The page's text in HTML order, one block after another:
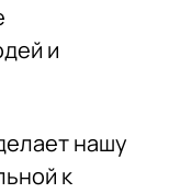
и
нашу
к